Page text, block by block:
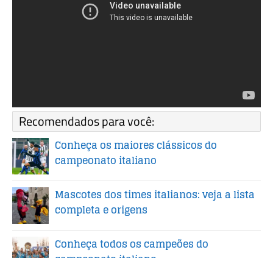
Recomendados para você:
Conheça os maiores clássicos do
campeonato italiano
Mascotes dos times italianos: veja a lista
completa e origens
Conheça todos os campeões do